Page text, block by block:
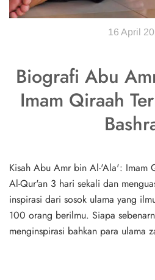
16 April
Biografi Abu
Imam Qiraah
Kisah Abu Amr bin Al-'Ala': Imam
Al-Qur'an 3 hari sekali dan
inspirasi dari sosok ulama yang
100 orang berilmu. Siapa
menginspirasi bahkan para ulama